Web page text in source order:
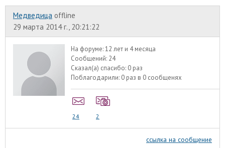
Медведица offline
29 марта 2014 г., 20:21:22
На форуме:12 лет и 4 месяца
Сообщений: 24
Сказал(а) спасибо: 0 раз
Поблагодарили: 0 раз в 0 сообщенях
24 2
ссылка на сообщение